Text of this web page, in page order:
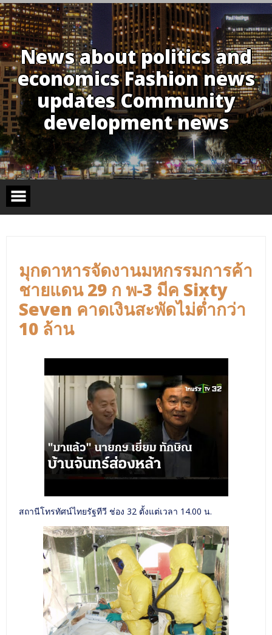
Skip
to
content
News about politics and
economics Fashion news
updates Community
development news
มุกดาหารจัดงานมหกรรมการค้า
ชายแดน 29 ก พ-3 มีค Sixty
Seven คาดเงินสะพัดไม่ต่ำกว่า
10 ล้าน
สถานีโทรทัศน์ไทยรัฐทีวี ช่อง 32 ตั้งแต่เวลา 14.00 น.